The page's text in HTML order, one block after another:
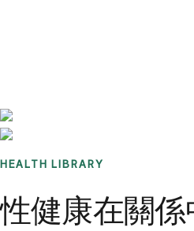
HEALTH LIBRARY
性健康在關